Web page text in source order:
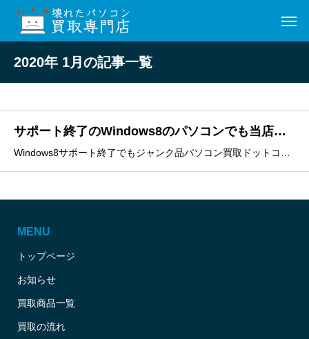
2020年 1月の記事一覧
サポート終了のWindows8のパソコンでも当店なら買取いたします！
MENU
トップページ
お知らせ
買取商品一覧
買取の流れ